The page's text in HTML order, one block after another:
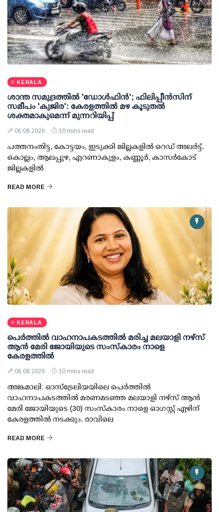
KERALA
ശാന്ത സമുദ്രത്തില്‍ 'ഡോള്‍ഫിന്‍'; ഫിലിപ്പീന്‍സിന്
സമീപം 'കുജിര': കേരളത്തില്‍ മഴ കൂടുതല്‍
ശക്തമാകുമെന്ന് മുന്നറിയിപ്പ്
06 08 2026 10 mins read
പത്തനംതിട്ട, കോട്ടയം, ഇടുക്കി ജില്ലകളില്‍ റെഡ് അലര്‍ട്ട്.
കൊല്ലം, ആലപ്പുഴ, എറണാകുളം, കണ്ണൂര്‍, കാസര്‍കോട്
ജില്ലകളില്‍
READ MORE
KERALA
പെർത്തിൽ വാഹനാപകടത്തിൽ മരിച്ച മലയാളി നഴ്സ്
ആൻ മേരി ജോയിയുടെ സംസ്കാരം നാളെ
കേരളത്തിൽ
06 08 2026 10 mins read
അങ്കമാലി: ഓസ്‌ട്രേലിയയിലെ പെർത്തിൽ
വാഹനാപകടത്തിൽ മരണമടഞ്ഞ മലയാളി നഴ്സ് ആൻ
മേരി ജോയിയുടെ (30) സംസ്കാരം നാളെ ഓഗസ്റ്റ് ഏഴിന്
കേരളത്തിൽ നടക്കും. രാവിലെ
READ MORE